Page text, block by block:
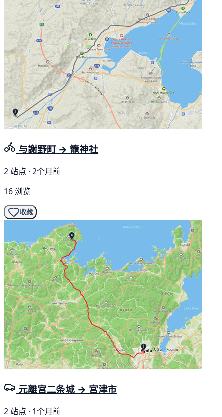
与謝野町 → 籠神社
2 站点 · 2个月前
16 浏览
收藏
元離宮二条城 → 宮津市
2 站点 · 1个月前